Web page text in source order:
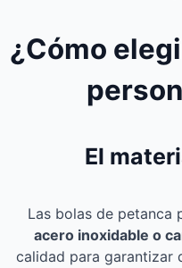
¿Cómo
El
Las bolas de petanca
acero inoxidable o
calidad para garantizar